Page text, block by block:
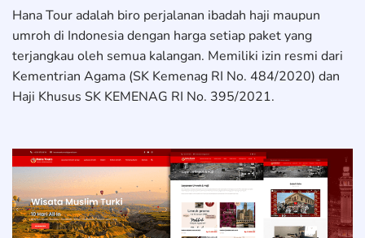
Hana Tour adalah biro perjalanan ibadah haji maupun
umroh di Indonesia dengan harga setiap paket yang
terjangkau oleh semua kalangan. Memiliki izin resmi dari
Kementrian Agama (SK Kemenag RI No. 484/2020) dan
Haji Khusus SK KEMENAG RI No. 395/2021.